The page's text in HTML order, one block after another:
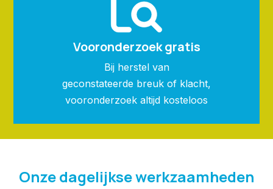
Vooronderzoek gratis
Bij herstel van
geconstateerde breuk of klacht,
vooronderzoek altijd kosteloos
Onze dagelijkse werkzaamheden